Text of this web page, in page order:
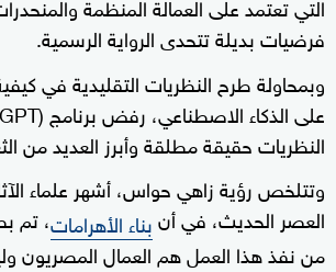
فرضيات بديلة تتحدى الرواية الرسمية.
وبمحاولة طرح النظريات التقليدية في
النظريات حقيقة مطلقة وأبرز العديد من
وتتلخص رؤية زاهي حواس، أشهر علماء
العصر الحديث، في أنبناء الأهرامات، تم
من نفذ هذا العمل هم العمال المصريون